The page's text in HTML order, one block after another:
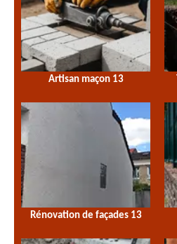
Artisan maçon 13
Rénovation de façades 13